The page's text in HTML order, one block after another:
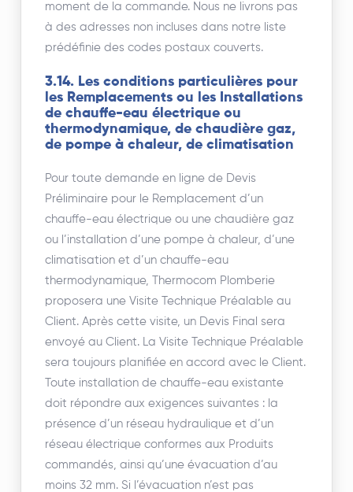
moment de la commande. Nous ne livrons pas
à des adresses non incluses dans notre liste
prédéfinie des codes postaux couverts.
3.14. Les conditions particulières pour
les Remplacements ou les Installations
de chauffe-eau électrique ou
thermodynamique, de chaudière gaz,
de pompe à chaleur, de climatisation
Pour toute demande en ligne de Devis
Préliminaire pour le Remplacement d’un
chauffe-eau électrique ou une chaudière gaz
ou l’installation d’une pompe à chaleur, d’une
climatisation et d’un chauffe-eau
thermodynamique, Thermocom Plomberie
proposera une Visite Technique Préalable au
Client. Après cette visite, un Devis Final sera
envoyé au Client. La Visite Technique Préalable
sera toujours planifiée en accord avec le Client.
Toute installation de chauffe-eau existante
doit répondre aux exigences suivantes : la
présence d’un réseau hydraulique et d’un
réseau électrique conformes aux Produits
commandés, ainsi qu’une évacuation d’au
moins 32 mm. Si l’évacuation n’est pas